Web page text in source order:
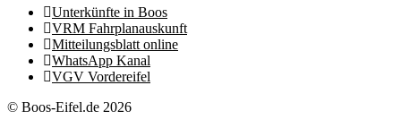
Unterkünfte in Boos
VRM Fahrplanauskunft
Mitteilungsblatt online
WhatsApp Kanal
VGV Vordereifel
© Boos-Eifel.de 2026